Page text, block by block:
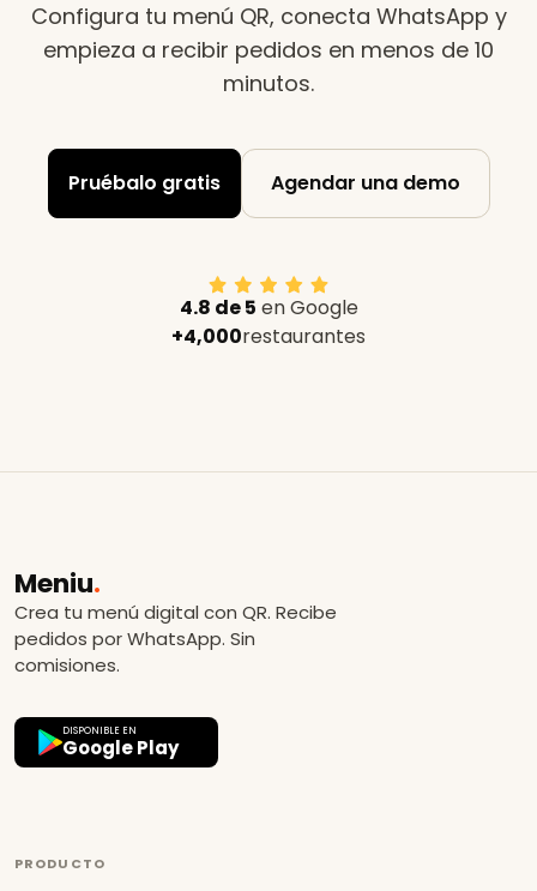
Configura tu menú QR, conecta WhatsApp y
empieza a recibir pedidos en menos de 10
minutos.
Pruébalo gratis Agendar una demo
4.8 de 5 en Google
+4,000restaurantes
Meniu.
Crea tu menú digital con QR. Recibe
pedidos por WhatsApp. Sin
comisiones.
DISPONIBLE EN
Google Play
PRODUCTO